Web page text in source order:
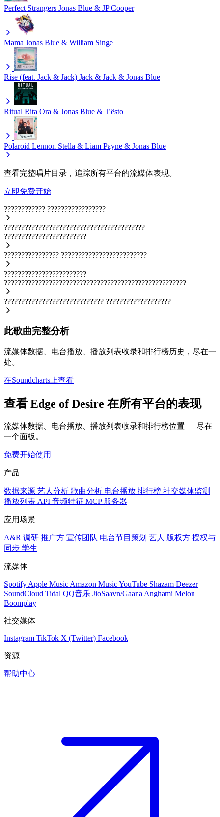
Perfect Strangers Jonas Blue & JP Cooper
Mama Jonas Blue & William Singe
Rise (feat. Jack & Jack) Jack & Jack & Jonas Blue
Ritual Rita Ora & Jonas Blue & Tiësto
Polaroid Lennon Stella & Liam Payne & Jonas Blue
查看完整唱片目录，追踪所有平台的流媒体表现。
立即免费开始
???????????? ?????????????????
?????????????????????????????????????????
????????????????????????
???????????????? ?????????????????????????
????????????????????????
?????????????????????????????????????????????????????
????????????????????????????? ???????????????????
此歌曲完整分析
流媒体数据、电台播放、播放列表收录和排行榜历史，尽在一
处。
在Soundcharts上查看
查看 Edge of Desire 在所有平台的表现
流媒体数据、电台播放、播放列表收录和排行榜位置 — 尽在
一个面板。
免费开始使用
产品
数据来源 艺人分析 歌曲分析 电台播放 排行榜 社交媒体监测
播放列表 API 音频特征 MCP 服务器
应用场景
A&R 调研 推广方 宣传团队 电台节目策划 艺人 版权方 授权与
同步 学生
流媒体
Spotify Apple Music Amazon MusicYouTube Shazam Deezer
SoundCloud Tidal QQ音乐 JioSaavn/Gaana Anghami Melon
Boomplay
社交媒体
Instagram TikTok X (Twitter) Facebook
资源
帮助中心